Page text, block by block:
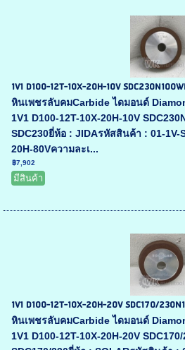
1V1 D100-12T-10X-20H-10V
หินเพชรลับคมCarbide ไดมอนด์
1V1 D100-12T-10X-20H-10V
SDC230ยี่ห้อ : JIDAรหัสสินค้า : 01-1V-
20H-80Vความละเ...
฿7,902
มีสินค้า
1V1 D100-12T-10X-20H-20V SDC170/
หินเพชรลับคมCarbide ไดมอนด์
1V1 D100-12T-10X-20H-20V